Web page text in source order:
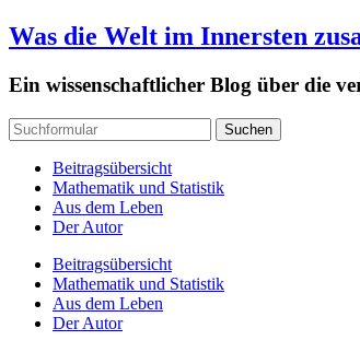
Was die Welt im Innersten
Ein wissenschaftlicher Blog über die
Beitragsübersicht
Mathematik und Statistik
Aus dem Leben
Der Autor
Beitragsübersicht
Mathematik und Statistik
Aus dem Leben
Der Autor